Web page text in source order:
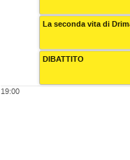
19:00
La seconda vita di
DIBATTITO